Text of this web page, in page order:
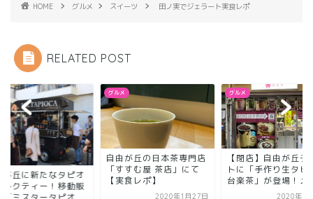
HOME グルメ スイーツ 田ノ実でジェラート実食レポ
RELATED POST
が丘に新たなタピオ
ルクティー！移動販
グルメ
自由が丘の日本茶専門店
「すすむ屋 茶店」にて
【実食レポ】
2020年1月27日
グルメ
【閉店】自由が丘デ
トに「手作り生タピ
台楽茶」が登場！メ
2020年6